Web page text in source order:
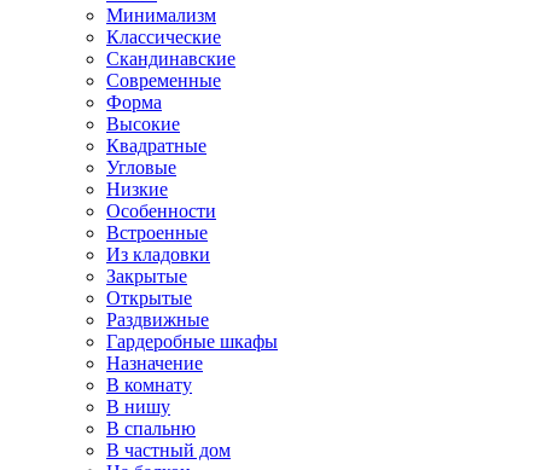
Минимализм
Классические
Скандинавские
Современные
Форма
Высокие
Квадратные
Угловые
Низкие
Особенности
Встроенные
Из кладовки
Закрытые
Открытые
Раздвижные
Гардеробные шкафы
Назначение
В комнату
В нишу
В спальню
В частный дом